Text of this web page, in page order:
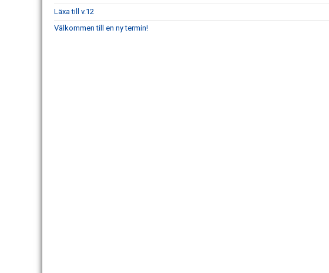
Läxa till v.12
Välkommen till en ny termin!